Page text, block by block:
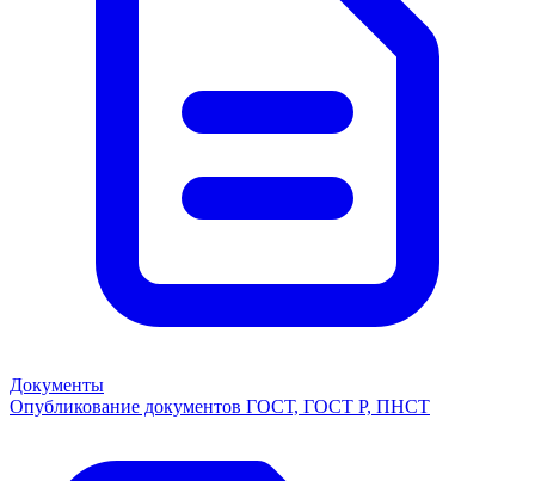
Документы
Опубликование документов ГОСТ, ГОСТ Р, ПНСТ